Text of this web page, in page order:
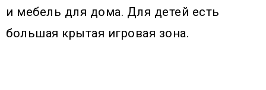
и мебель для дома. Для детей есть
большая крытая игровая зона.